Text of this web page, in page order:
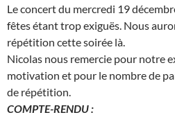
Le concert du mercredi 19
fêtes étant trop exiguës. Nous
répétition cette soirée là.
Nicolas nous remercie pour notre
motivation et pour le nombre de
de répétition.
COMPTE-RENDU :